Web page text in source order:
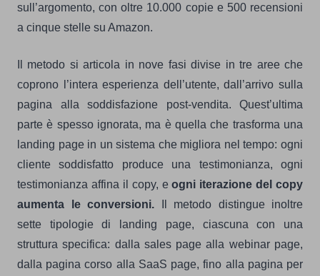
sull’argomento, con oltre 10.000 copie e 500 recensioni
a cinque stelle su Amazon.
Il metodo si articola in nove fasi divise in tre aree che
coprono l’intera esperienza dell’utente, dall’arrivo sulla
pagina alla soddisfazione post-vendita. Quest’ultima
parte è spesso ignorata, ma è quella che trasforma una
landing page in un sistema che migliora nel tempo: ogni
cliente soddisfatto produce una testimonianza, ogni
testimonianza affina il copy, eogni iterazione del copy
aumenta le conversioni. Il metodo distingue inoltre
sette tipologie di landing page, ciascuna con una
struttura specifica: dalla sales page alla webinar page,
dalla pagina corso alla SaaS page, fino alla pagina per